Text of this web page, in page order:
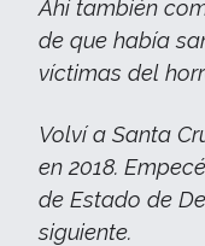
Ahí también
de que había
víctimas del
Volví a Santa
en 2018.
de Estado de
siguiente.